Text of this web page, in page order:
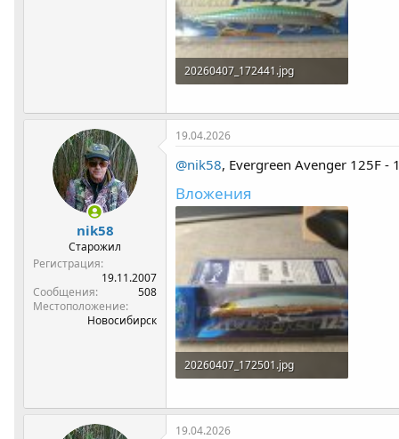
20260407_172441.jpg
nik58
Старожил
Регистрация
19.11.2007
Сообщения
508
Местоположение
Новосибирск
19.04.2026
@nik58, Evergreen Avenger 125F
Вложения
20260407_172501.jpg
19.04.2026